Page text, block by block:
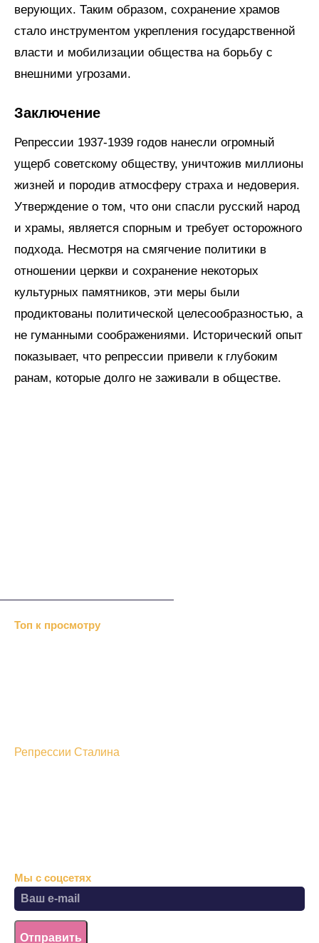
верующих. Таким образом, сохранение храмов
стало инструментом укрепления государственной
власти и мобилизации общества на борьбу с
внешними угрозами.
Заключение
Репрессии 1937-1939 годов нанесли огромный
ущерб советскому обществу, уничтожив миллионы
жизней и породив атмосферу страха и недоверия.
Утверждение о том, что они спасли русский народ
и храмы, является спорным и требует осторожного
подхода. Несмотря на смягчение политики в
отношении церкви и сохранение некоторых
культурных памятников, эти меры были
продиктованы политической целесообразностью, а
не гуманными соображениями. Исторический опыт
показывает, что репрессии привели к глубоким
ранам, которые долго не заживали в обществе.
Топ к просмотру
Репрессии Сталина
Мы с соцсетях
Отправить